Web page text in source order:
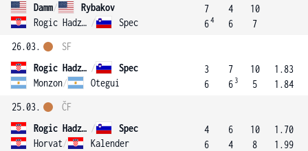
Damm/
Rybakov
Rogic Hadzalic / Spec
7
64
4
6
10
7
26.03.
Rogic Hadzalic /
Spec
Monzon/ Otegui
SF
3
6
7
6 3
10
5
1.83
1.84
25.03.
Rogic Hadzalic /
Spec
Horvat/ Kalender
ČF
4
6
6
4
10
8
1.70
1.99